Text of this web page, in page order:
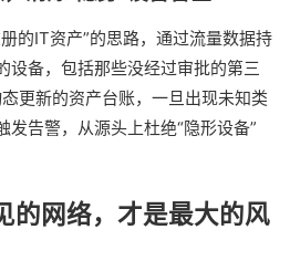
的IT资产”的思路，通过流量数据持
设备，包括那些没经过审批的第三
更新的资产台账，一旦出现未知类
发告警，从源头上杜绝“隐形设备”
的网络，才是最大的风